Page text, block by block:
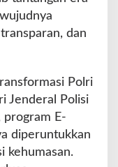
dan
Polri
Jenderal Polisi
program E-
diperuntukkan
kehumasan.